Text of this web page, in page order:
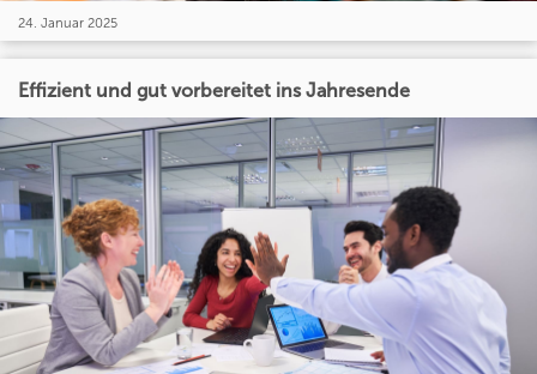
24. Januar 2025
Effizient und gut vorbereitet ins Jahresende